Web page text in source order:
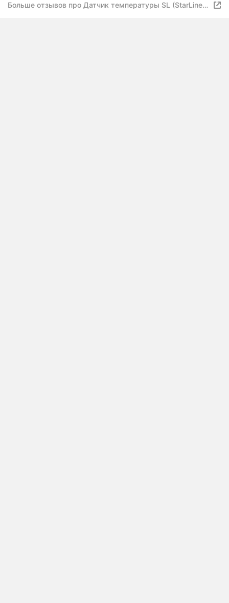
Больше отзывов про Датчик температуры SL (StarLine)